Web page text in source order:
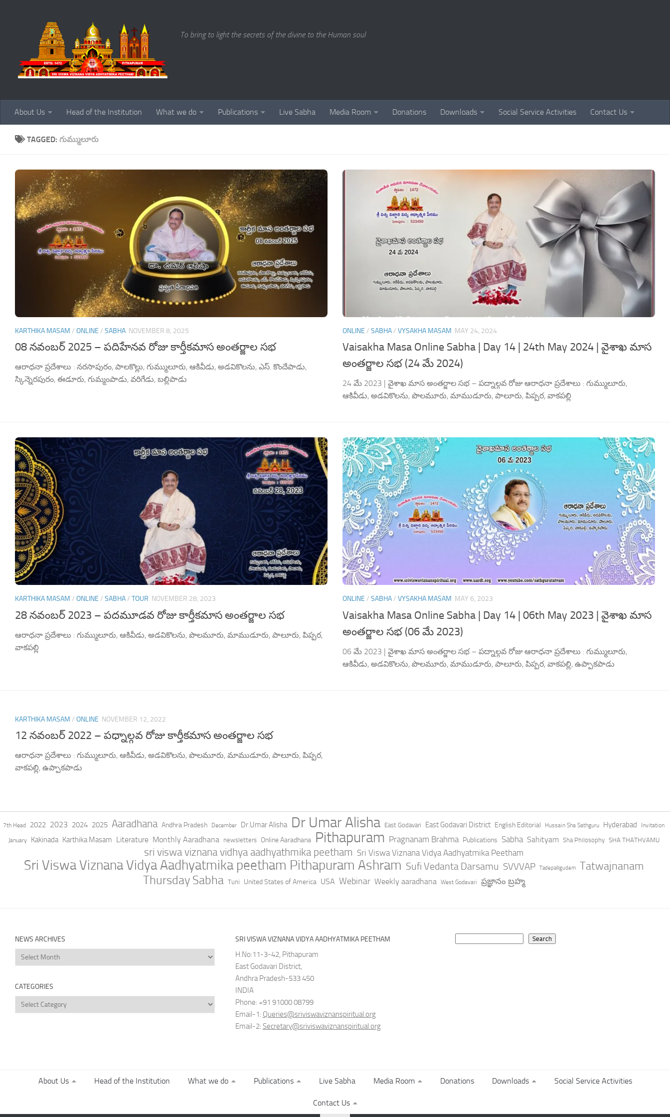
To bring to light the secrets of the divine to the Human soul
About Us Head of the Institution What we do Publications Live Sabha Media Room Donations Downloads Social Service Activities Contact Us
TAGGED: గుమ్ములూరు
KARTHIKA MASAM / ONLINE / SABHA NOVEMBER 8, 2025
08 నవంబర్ 2025 – పదిహేనవ రోజు కార్తీకమాస అంతర్జాల సభ
ఆరాధనా ప్రదేశాలు : నరసాపురం, పాలకొల్లు, గుమ్ములూరు, ఆకివీడు, అడవికొలను, ఎస్. కొందేపాడు,
స్కిన్నెరపురం, ఈడూరు, గుమ్మంపాడు, వరిగేడు, బల్లిపాడు
ONLINE / SABHA/ VYSAKHA MASAM MAY 24, 2024
Vaisakha Masa Online Sabha | Day 14 | 24th May 2024 | వైశాఖ మాస
అంతర్జాల సభ (24 మే 2024)
24 మే 2023 | వైశాఖ మాస అంతర్జాల సభ – పద్నాల్గవ రోజు ఆరాధనా ప్రదేశాలు : గుమ్ములూరు,
ఆకివీడు, అడవికొలను, పొలమూరు, మాముడూరు, పాలూరు, పిప్పర, వాకపల్లి
KARTHIKA MASAM / ONLINE / SABHA/ TOUR NOVEMBER 28, 2023
28 నవంబర్ 2023 – పదమూడవ రోజు కార్తీకమాస అంతర్జాల సభ
ఆరాధనా ప్రదేశాలు : గుమ్ములూరు, ఆకివీడు, అడవికొలను, పొలమూరు, మాముడూరు, పాలూరు, పిప్పర,
వాకపల్లి
ONLINE / SABHA/ VYSAKHA MASAM MAY 6, 2023
Vaisakha Masa Online Sabha | Day 14 | 06th May 2023 | వైశాఖ మాస
అంతర్జాల సభ (06 మే 2023)
06 మే 2023 | వైశాఖ మాస అంతర్జాల సభ – పద్నాల్గవ రోజు ఆరాధనా ప్రదేశాలు : గుమ్ములూరు,
ఆకివీడు, అడవికొలను, పొలమూరు, మాముడూరు, పాలూరు, పిప్పర, వాకపల్లి, ఉప్పాకపాడు
KARTHIKA MASAM / ONLINE NOVEMBER 12, 2022
12 నవంబర్ 2022 – పధ్నాల్గవ రోజు కార్తీకమాస అంతర్జాల సభ
ఆరాధనా ప్రదేశాలు : గుమ్ములూరు, ఆకివీడు, అడవికొలను, పొలమూరు, మాముడూరు, పాలూరు, పిప్పర,
వాకపల్లి, ఉప్పాకపాడు
7th Head 2022 2023 2024 2025 Aaradhana Andhra Pradesh December Dr.Umar Alisha Dr Umar Alisha East Godavari East Godavari District English Editorial Hussain Sha Sathguru Hyderabad Invitation
January Kakinada Karthika Masam Literature Monthly Aaradhana newsletters Online Aaradhana Pithapuram Pragnanam Brahma Publications Sabha Sahityam Sha Philosophy SHA THATHVAMU
sri viswa viznana vidhya aadhyathmika peetham Sri Viswa Viznana Vidya Aadhyatmika Peetham
Sri Viswa Viznana Vidya Aadhyatmika peetham Pithapuram Ashram Sufi Vedanta Darsamu SVVVAP Tadepalligudem Tatwajnanam
Thursday Sabha Tuni United States of America USA Webinar Weekly aaradhana West Godavari ప్రజ్ఞానం బ్రహ్మ
NEWS ARCHIVES
News
Archives
CATEGORIES
Categories
SRI VISWA VIZNANA VIDYA AADHYATMIKA PEETHAM
H.No:11-3-42, Pithapuram
East Godavari District,
Andhra Pradesh-533 450
INDIA
Phone: +91 91000 08799
Email-1: Queries@sriviswaviznanspiritual.org
Email-2: Secretary@sriviswaviznanspiritual.org
Search
About Us Head of the Institution What we do Publications Live Sabha Media Room Donations Downloads Social Service Activities
Contact Us